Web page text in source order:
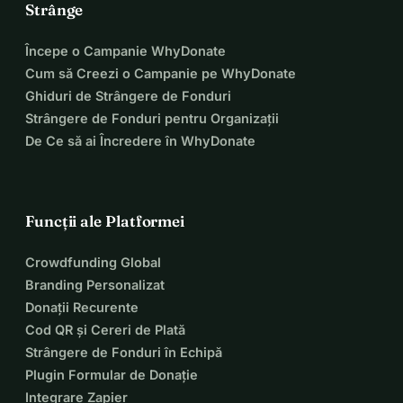
stimulation-bij-tourette/
mișcare
Tehnici și rezultate ale DBS
Fă o donație
Ajută-mă să-mi recuperez viața. Donația ta înseamnă mai
cont:
BE83733079422115
Strânge
Începe o Campanie WhyDonate
Cum să Creezi o Campanie pe WhyDonate
Ghiduri de Strângere de Fonduri
Strângere de Fonduri pentru Organizații
De Ce să ai Încredere în WhyDonate
Funcții ale Platformei
Crowdfunding Global
Branding Personalizat
Donații Recurente
Cod QR și Cereri de Plată
Strângere de Fonduri în Echipă
Plugin Formular de Donație
Integrare Zapier